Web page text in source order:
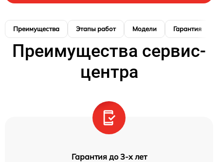
Преимущества Этапы работ Модели Гарантия
Преимущества сервис-
центра
Гарантия до 3-х лет